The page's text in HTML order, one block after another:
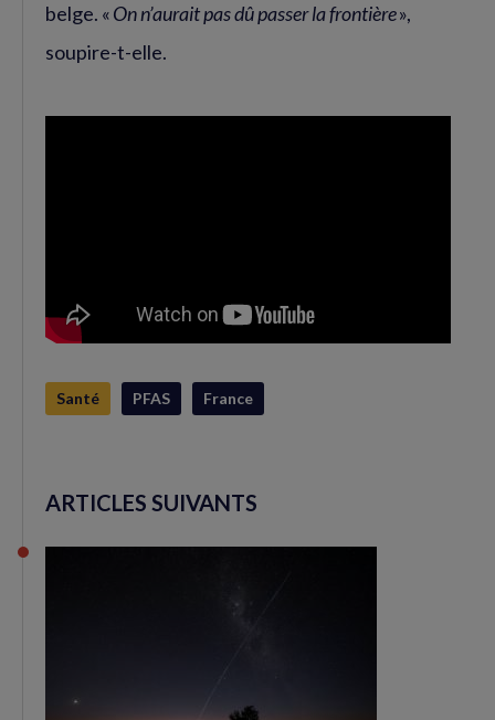
belge. «On n’aurait pas dû passer la frontière»,
soupire-t-elle.
Santé PFAS France
ARTICLES SUIVANTS